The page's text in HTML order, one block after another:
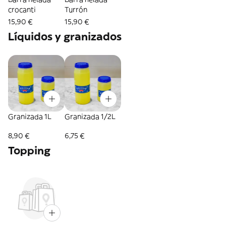
crocanti
15,90 €
Turrón
15,90 €
Líquidos y granizados
Granizada 1L
8,90 €
Granizada 1/2L
6,75 €
Topping